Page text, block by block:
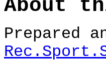
About
Prepared